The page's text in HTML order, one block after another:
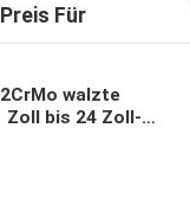
Für
walzte
Zoll bis 24 Zoll-